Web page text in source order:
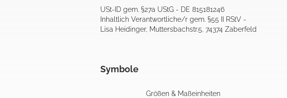
USt-ID gem. §27a UStG - DE 815181246
Inhaltlich Verantwortliche/r gem. §55 II RStV -
Lisa Heidinger, Muttersbachstr.5, 74374 Zaberfeld
Symbole
Größen & Maßeinheiten